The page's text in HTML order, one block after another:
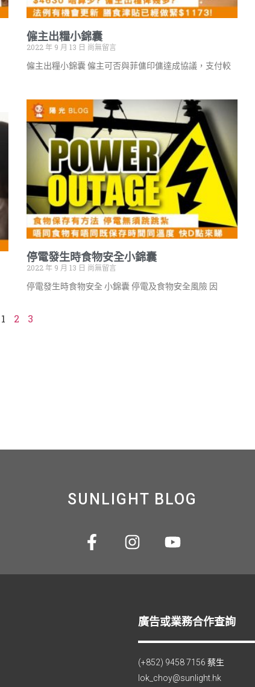
僱主出糧小錦囊
2022 年 9 月 13 日 尚無留言
僱主出糧小錦囊 僱主可否與菲傭印傭達成協議，支付較
停電發生時食物安全小錦囊
2022 年 9 月 13 日 尚無留言
停電發生時食物安全 小錦囊 停電及食物安全風險 因
1 2 3
SUNLIGHT BLOG
廣告或業務合作查詢
(+852) 9458 7156 蔡生
lok_choy@sunlight.hk